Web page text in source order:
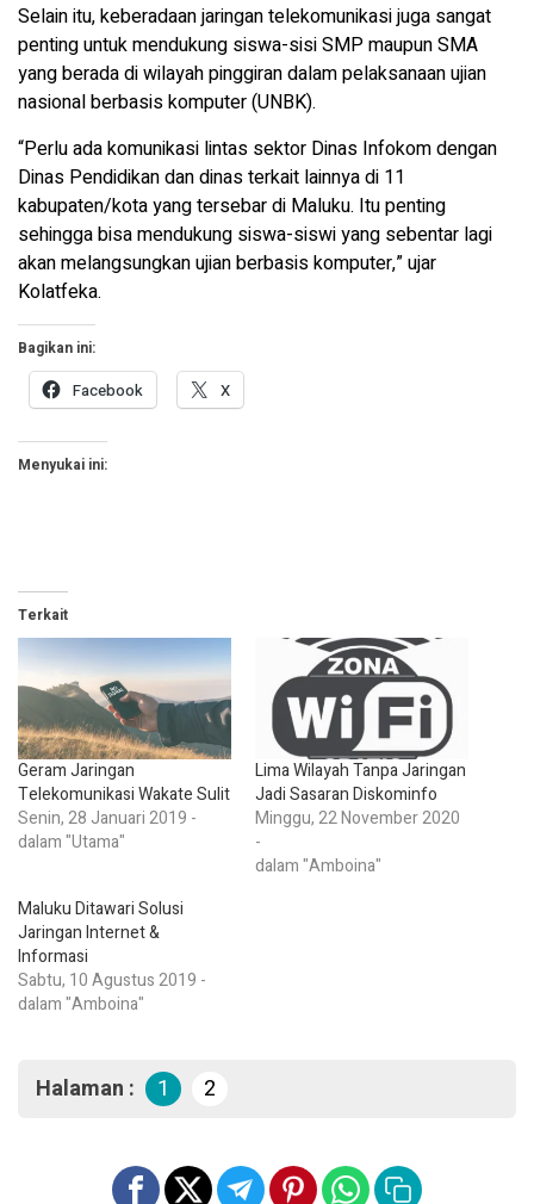
Selain itu, keberadaan jaringan telekomunikasi juga sangat
penting untuk mendukung siswa-sisi SMP maupun SMA
yang berada di wilayah pinggiran dalam pelaksanaan ujian
nasional berbasis komputer (UNBK).
“Perlu ada komunikasi lintas sektor Dinas Infokom dengan
Dinas Pendidikan dan dinas terkait lainnya di 11
kabupaten/kota yang tersebar di Maluku. Itu penting
sehingga bisa mendukung siswa-siswi yang sebentar lagi
akan melangsungkan ujian berbasis komputer,” ujar
Kolatfeka.
Bagikan ini:
Facebook X
Menyukai ini:
Terkait
Geram Jaringan
Telekomunikasi Wakate Sulit
Senin, 28 Januari 2019 -
dalam "Utama"
Lima Wilayah Tanpa Jaringan
Jadi Sasaran Diskominfo
Minggu, 22 November 2020
-
dalam "Amboina"
Maluku Ditawari Solusi
Jaringan Internet &
Informasi
Sabtu, 10 Agustus 2019 -
dalam "Amboina"
Halaman : 1 2